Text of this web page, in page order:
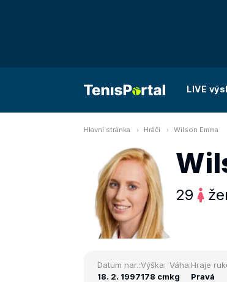
LIVE
Hlavní stránka Hráči Wilson Emma
29
Datum nar.:
18. 2. 1997
Výška:
178 cm
Váha:
kg
Hraje
Pravá